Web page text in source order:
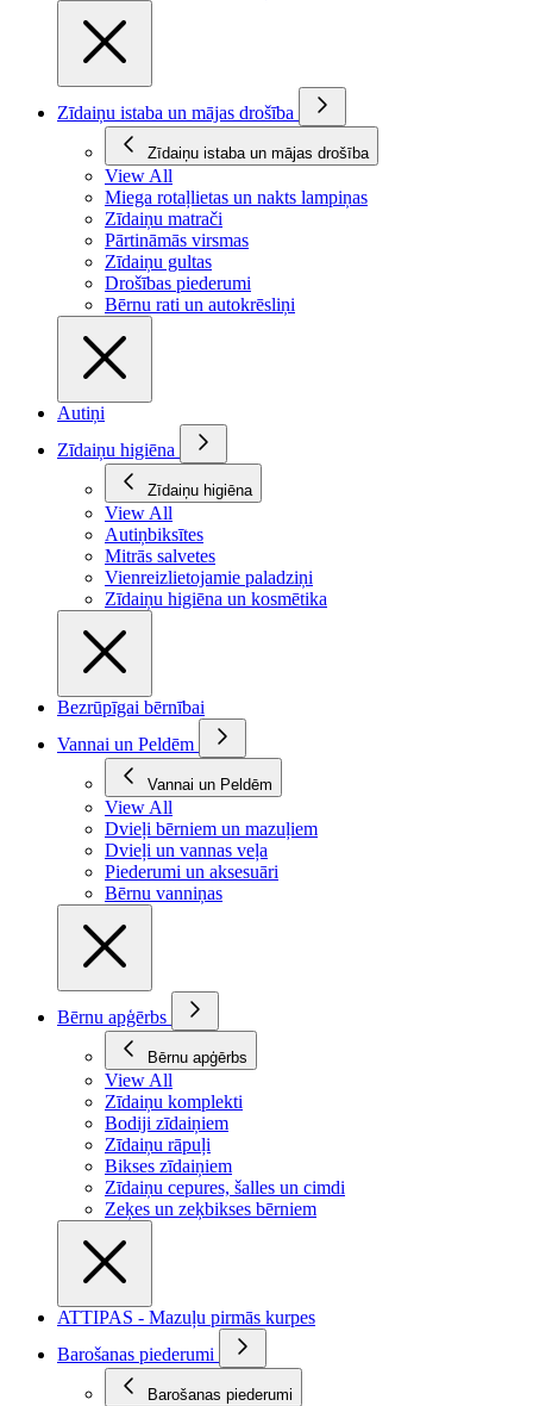
Zīdaiņu istaba un mājas drošība
Zīdaiņu istaba un mājas drošība
View All
Miega rotaļlietas un nakts lampiņas
Zīdaiņu matrači
Pārtināmās virsmas
Zīdaiņu gultas
Drošības piederumi
Bērnu rati un autokrēsliņi
Autiņi
Zīdaiņu higiēna
Zīdaiņu higiēna
View All
Autiņbiksītes
Mitrās salvetes
Vienreizlietojamie paladziņi
Zīdaiņu higiēna un kosmētika
Bezrūpīgai bērnībai
Vannai un Peldēm
Vannai un Peldēm
View All
Dvieļi bērniem un mazuļiem
Dvieļi un vannas veļa
Piederumi un aksesuāri
Bērnu vanniņas
Bērnu apģērbs
Bērnu apģērbs
View All
Zīdaiņu komplekti
Bodiji zīdaiņiem
Zīdaiņu rāpuļi
Bikses zīdaiņiem
Zīdaiņu cepures, šalles un cimdi
Zeķes un zeķbikses bērniem
ATTIPAS - Mazuļu pirmās kurpes
Barošanas piederumi
Barošanas piederumi